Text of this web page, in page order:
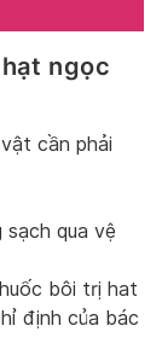
ngọc
cần phải
qua vệ
bôi trị hat
định của bác